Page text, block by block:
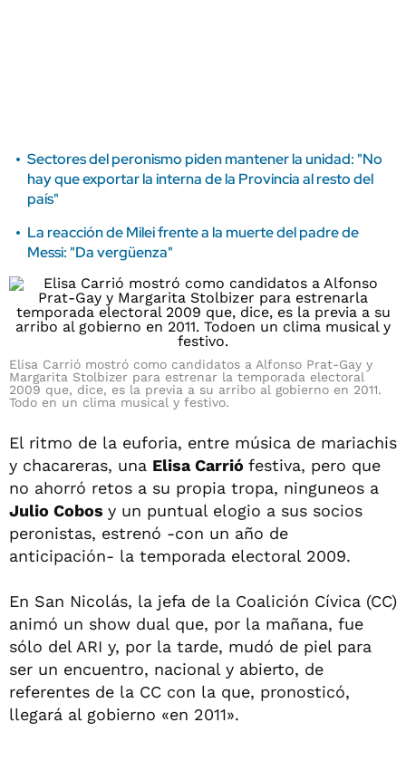
Sectores del peronismo piden mantener la unidad: "No
hay que exportar la interna de la Provincia al resto del
país"
La reacción de Milei frente a la muerte del padre de
Messi: "Da vergüenza"
Elisa Carrió mostró como candidatos a Alfonso Prat-Gay y
Margarita Stolbizer para estrenar la temporada electoral
2009 que, dice, es la previa a su arribo al gobierno en 2011.
Todo en un clima musical y festivo.
El ritmo de la euforia, entre música de mariachis
y chacareras, una Elisa Carrió festiva, pero que
no ahorró retos a su propia tropa, ninguneos a
Julio Cobos y un puntual elogio a sus socios
peronistas, estrenó -con un año de
anticipación- la temporada electoral 2009.
En San Nicolás, la jefa de la Coalición Cívica (CC)
animó un show dual que, por la mañana, fue
sólo del ARI y, por la tarde, mudó de piel para
ser un encuentro, nacional y abierto, de
referentes de la CC con la que, pronosticó,
llegará al gobierno «en 2011».